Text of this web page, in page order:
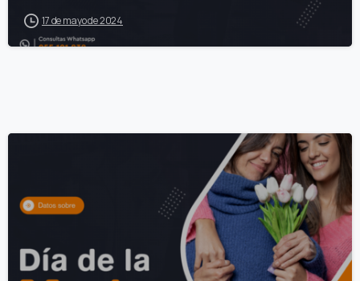
17 de mayo de 2024